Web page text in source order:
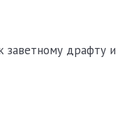
заветному драфту и